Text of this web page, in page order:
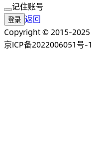
记住账号
登录 返回
Copyright © 2015-2025
京ICP备2022006051号-1